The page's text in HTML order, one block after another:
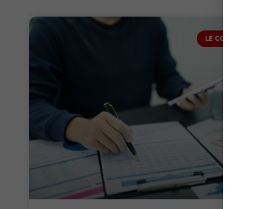
LE COIN DU DIRIGEANT